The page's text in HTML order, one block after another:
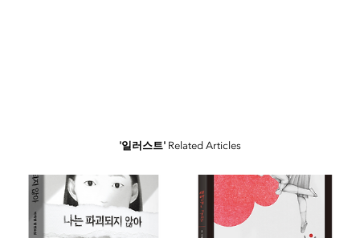
'일러스트' Related Articles